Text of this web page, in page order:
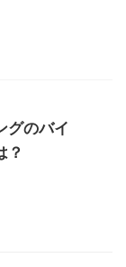
グのバイ
？